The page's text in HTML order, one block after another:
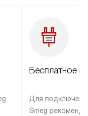
Бесплатное
Для
Smeg